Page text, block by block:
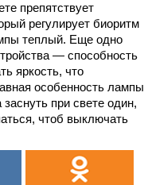
препятствует
регулирует биоритм
теплый. Еще одно
— способность
яркость, что
особенность лампы
при свете один,
чтоб выключать